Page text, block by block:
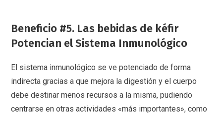
Beneficio #5. Las bebidas de kéfir
Potencian el Sistema Inmunológico
El sistema inmunológico se ve potenciado de forma
indirecta gracias a que mejora la digestión y el cuerpo
debe destinar menos recursos a la misma, pudiendo
centrarse en otras actividades «más importantes», como